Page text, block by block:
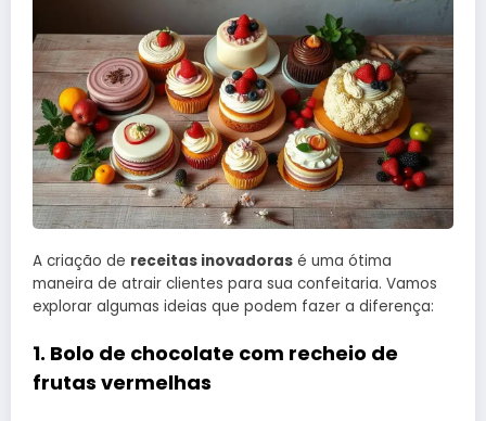
A criação de receitas inovadoras é uma ótima
maneira de atrair clientes para sua confeitaria. Vamos
explorar algumas ideias que podem fazer a diferença:
1. Bolo de chocolate com recheio de
frutas vermelhas